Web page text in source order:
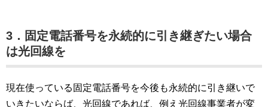
3．固定電話番号を永続的に引き継ぎたい場合
は光回線を
現在使っている固定電話番号を今後も永続的に引き継いで
いきたいならば、光回線であれば、例え光回線事業者が変